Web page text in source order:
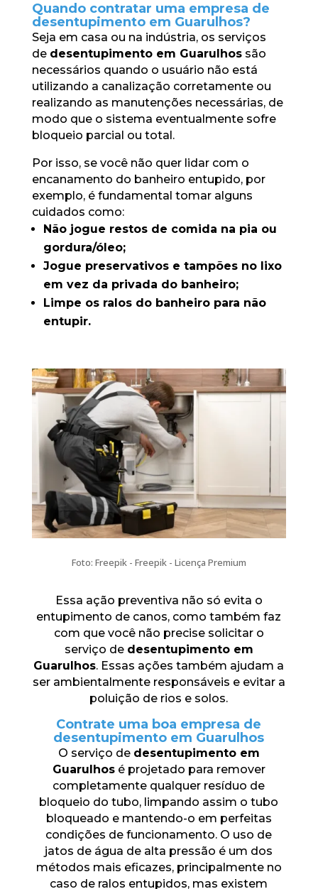
Quando contratar uma empresa de
desentupimento em Guarulhos?
Seja em casa ou na indústria, os serviços
de desentupimento em Guarulhossão
necessários quando o usuário não está
utilizando a canalização corretamente ou
realizando as manutenções necessárias, de
modo que o sistema eventualmente sofre
bloqueio parcial ou total.
Por isso, se você não quer lidar com o
encanamento do banheiro entupido, por
exemplo, é fundamental tomar alguns
cuidados como:
Não jogue restos de comida na pia ou
gordura/óleo;
Jogue preservativos e tampões no lixo
em vez da privada do banheiro;
Limpe os ralos do banheiro para não
entupir.
Foto: Freepik - Freepik - Licença Premium
Essa ação preventiva não só evita o
entupimento de canos, como também faz
com que você não precise solicitar o
serviço de desentupimento em
Guarulhos. Essas ações também ajudam a
ser ambientalmente responsáveis ​​e evitar a
poluição de rios e solos.
Contrate uma boa empresa de
desentupimento em Guarulhos
O serviço de desentupimento em
Guarulhosé projetado para remover
completamente qualquer resíduo de
bloqueio do tubo, limpando assim o tubo
bloqueado e mantendo-o em perfeitas
condições de funcionamento. O uso de
jatos de água de alta pressão é um dos
métodos mais eficazes, principalmente no
caso de ralos entupidos, mas existem